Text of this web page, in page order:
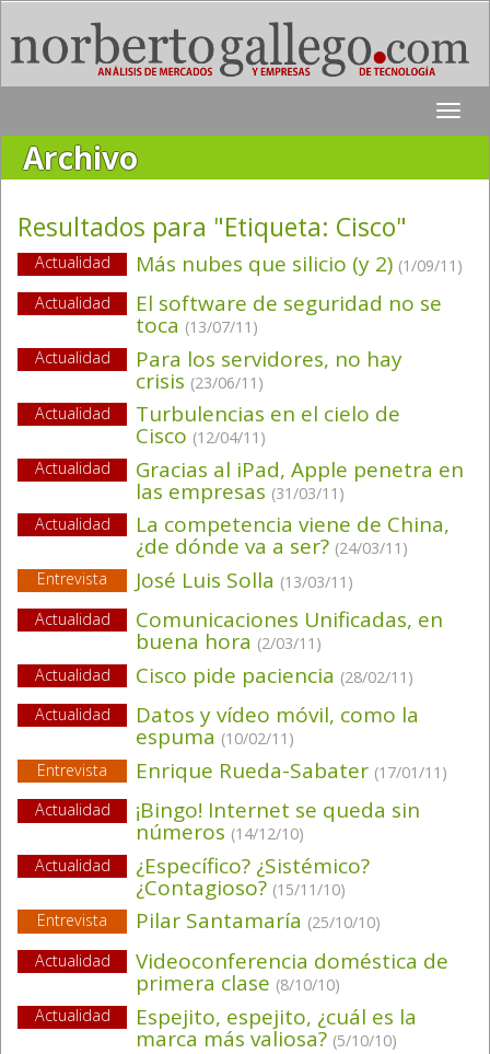
Toggle
Archivo
Resultados para "Etiqueta: Cisco"
Actualidad Más nubes que silicio (y 2) (1/09/11)
Actualidad
El software de seguridad no se
toca (13/07/11)
Actualidad
Para los servidores, no hay
crisis (23/06/11)
Actualidad
Turbulencias en el cielo de
Cisco (12/04/11)
Actualidad
Gracias al iPad, Apple penetra en
las empresas (31/03/11)
Actualidad
La competencia viene de China,
¿de dónde va a ser? (24/03/11)
Entrevista
José Luis Solla (13/03/11)
Actualidad
Comunicaciones Unificadas, en
buena hora (2/03/11)
Actualidad
Cisco pide paciencia (28/02/11)
Actualidad
Datos y vídeo móvil, como la
espuma (10/02/11)
Entrevista
Enrique Rueda-Sabater (17/01/11)
Actualidad
¡Bingo! Internet se queda sin
números (14/12/10)
Actualidad
¿Específico? ¿Sistémico?
¿Contagioso? (15/11/10)
Entrevista
Pilar Santamaría (25/10/10)
Actualidad
Videoconferencia doméstica de
primera clase (8/10/10)
Actualidad
Espejito, espejito, ¿cuál es la
marca más valiosa? (5/10/10)